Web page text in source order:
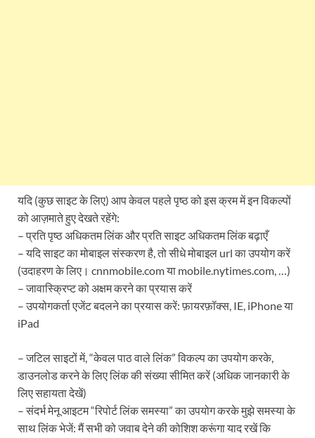
यदि (कुछ साइट के लिए) आप केवल पहले पृष्ठ को इस क्रम में इन विकल्पों
को आज़माते हुए देखते रहेंगे:
– प्रति पृष्ठ अधिकतम लिंक और प्रति साइट अधिकतम लिंक बढ़ाएँ
– यदि साइट का मोबाइल संस्करण है, तो सीधे मोबाइल url का उपयोग करें
(उदाहरण के लिए। cnnmobile.com या mobile.nytimes.com, …)
– जावास्क्रिप्ट को अक्षम करने का प्रयास करें
– उपयोगकर्ता एजेंट बदलने का प्रयास करें: फ़ायरफ़ॉक्स, IE, iPhone या
iPad
– जटिल साइटों में, “केवल पाठ वाले लिंक” विकल्प का उपयोग करके,
डाउनलोड करने के लिए लिंक की संख्या सीमित करें (अधिक जानकारी के
लिए सहायता देखें)
– संदर्भ मेनू आइटम “रिपोर्ट लिंक समस्या” का उपयोग करके मुझे समस्या के
साथ लिंक भेजें: मैं सभी को जवाब देने की कोशिश करूंगा याद रखें कि